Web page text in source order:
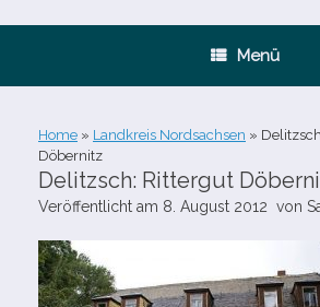
Menü
Home » Landkreis Nordsachsen »
Döbernitz
Delitzsch: Rittergut
Veröffentlicht am 8. August 2012 von